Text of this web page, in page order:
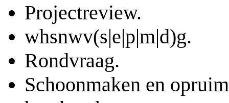
Projectreview.
whsnwv(s|e|p|m|d)g.
Rondvraag.
Schoonmaken en